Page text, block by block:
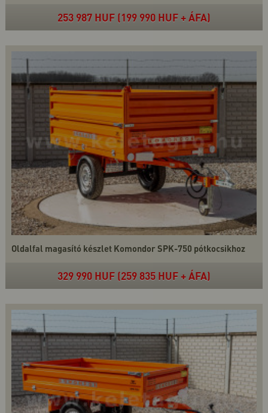
253 987 HUF (199 990 HUF + ÁFA)
Oldalfal magasító készlet Komondor SPK-750 pótkocsikhoz
329 990 HUF (259 835 HUF + ÁFA)